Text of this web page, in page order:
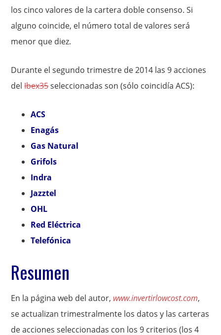
los cinco valores de la cartera doble consenso. Si
alguno coincide, el número total de valores será
menor que diez.
Durante el segundo trimestre de 2014 las 9 acciones
delIbex35seleccionadas son (sólo coincidía ACS):
ACS
Enagás
Gas Natural
Grifols
Indra
Jazztel
OHL
Red Eléctrica
Telefónica
Resumen
En la página web del autor, www.invertirlowcost.com,
se actualizan trimestralmente los datos y las carteras
de acciones seleccionadas con los 9 criterios (los 4